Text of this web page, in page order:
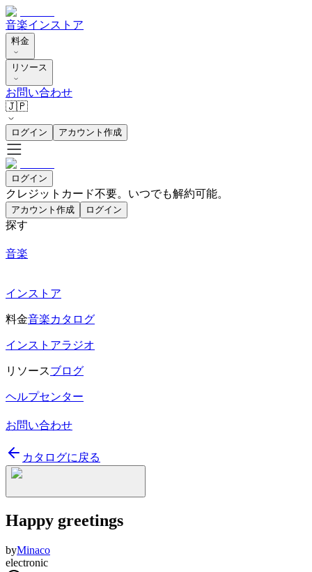
音楽インストア
料金
リソース
お問い合わせ
🇯🇵
ログイン アカウント作成
ログイン
クレジットカード不要。いつでも解約可能。
アカウント作成 ログイン
探す
音楽
インストア
料金音楽カタログ
インストアラジオ
リソースブログ
ヘルプセンター
お問い合わせ
カタログに戻る
Happy greetings
byMinaco
electronic